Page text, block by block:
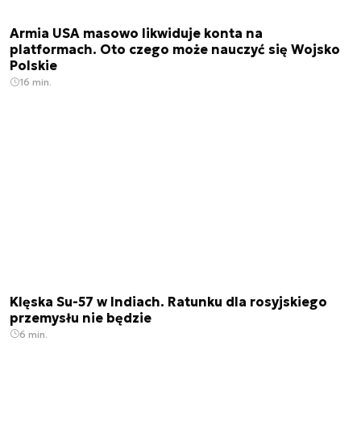
Armia USA masowo likwiduje konta na
platformach. Oto czego może nauczyć się Wojsko
Polskie
16 min.
Klęska Su-57 w Indiach. Ratunku dla rosyjskiego
przemysłu nie będzie
6 min.